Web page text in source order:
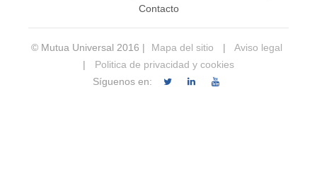
Contacto
© Mutua Universal 2016 | Mapa del sitio |
Aviso legal
|
Politica de privacidad y cookies
Síguenos en: